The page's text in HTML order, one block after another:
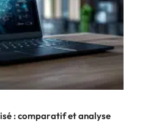
: comparatif et analyse